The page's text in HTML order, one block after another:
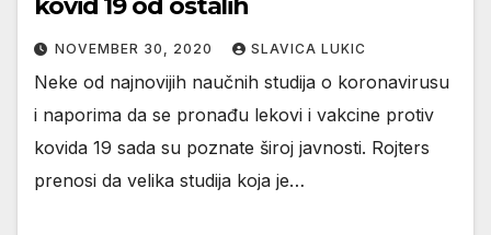
kovid 19 od ostalih
NOVEMBER 30, 2020 SLAVICA LUKIC
Neke od najnovijih naučnih studija o koronavirusu
i naporima da se pronađu lekovi i vakcine protiv
kovida 19 sada su poznate široj javnosti. Rojters
prenosi da velika studija koja je…